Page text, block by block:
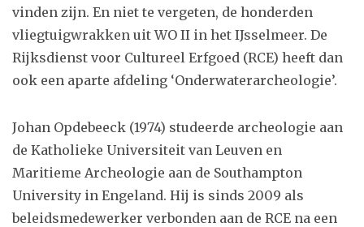
vinden zijn. En niet te vergeten, de honderden
vliegtuigwrakken uit WO II in het IJsselmeer. De
Rijksdienst voor Cultureel Erfgoed (RCE) heeft dan
ook een aparte afdeling ‘Onderwaterarcheologie’.
Johan Opdebeeck (1974) studeerde archeologie aan
de Katholieke Universiteit van Leuven en
Maritieme Archeologie aan de Southampton
University in Engeland. Hij is sinds 2009 als
beleidsmedewerker verbonden aan de RCE na een